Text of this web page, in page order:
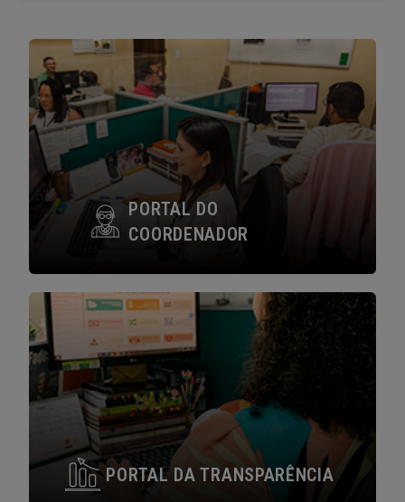
https://coordenador.fadesp.org.br/login?ReturnUrl=%2F
PORTAL DO
COORDENADOR
PORTAL DA TRANSPARÊNCIA